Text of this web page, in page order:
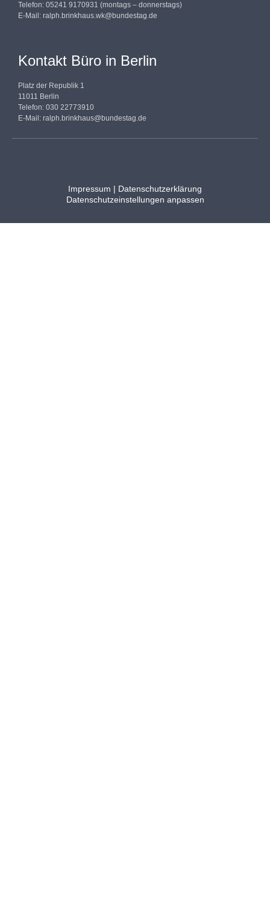
Telefon: 05241 9170931 (montags – donnerstags)
E-Mail: ralph.brinkhaus.wk@bundestag.de
Kontakt Büro in Berlin
Platz der Republik 1
11011 Berlin
Telefon: 030 22773910
E-Mail: ralph.brinkhaus@bundestag.de
Impressum | Datenschutzerklärung
Datenschutzeinstellungen anpassen